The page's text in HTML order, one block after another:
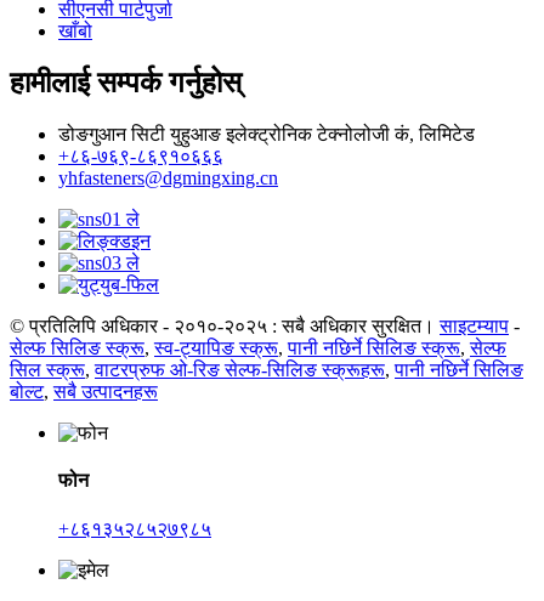
सीएनसी पार्टपुर्जा
खाँबो
हामीलाई सम्पर्क गर्नुहोस्
डोङगुआन सिटी युहुआङ इलेक्ट्रोनिक टेक्नोलोजी कं, लिमिटेड
+८६-७६९-८६९१०६६६
yhfasteners@dgmingxing.cn
© प्रतिलिपि अधिकार - २०१०-२०२५ : सबै अधिकार सुरक्षित। साइटम्याप -
सेल्फ सिलिङ स्क्रू,स्व-ट्यापिङ स्क्रू,पानी नछिर्ने सिलिङ स्क्रू,सेल्फ
सिल स्क्रू,वाटरप्रुफ ओ-रिङ सेल्फ-सिलिङ स्क्रूहरू,पानी नछिर्ने सिलिङ
बोल्ट,सबै उत्पादनहरू
फोन
+८६१३५२८५२७९८५